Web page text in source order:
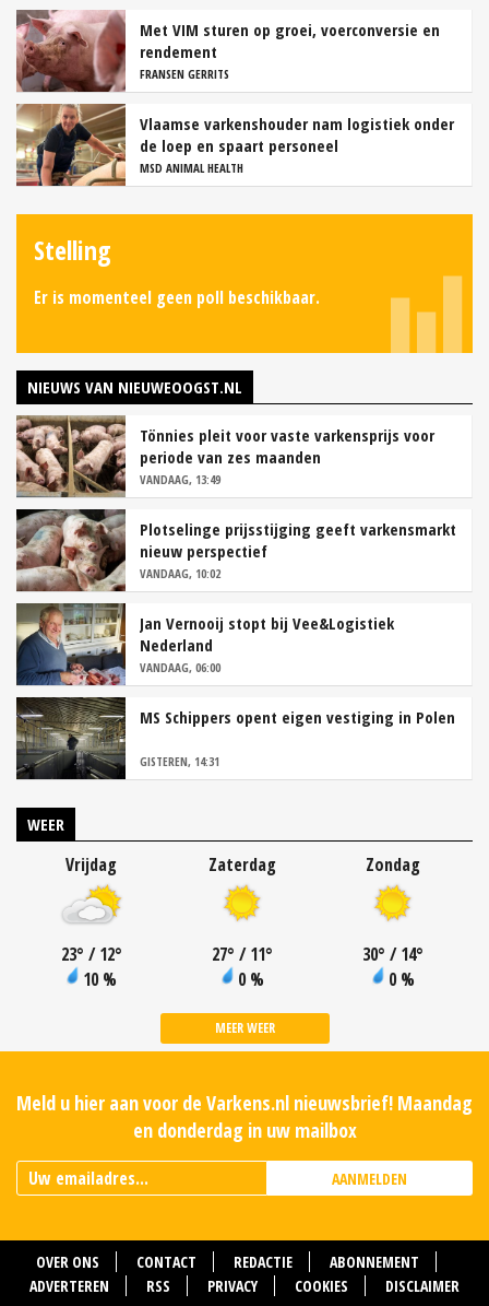
Met VIM sturen op groei, voerconversie en
rendement
FRANSEN GERRITS
Vlaamse varkenshouder nam logistiek onder
de loep en spaart personeel
MSD ANIMAL HEALTH
Stelling
Er is momenteel geen poll beschikbaar.
NIEUWS VAN NIEUWEOOGST.NL
Tönnies pleit voor vaste varkensprijs voor
periode van zes maanden
VANDAAG, 13:49
Plotselinge prijsstijging geeft varkensmarkt
nieuw perspectief
VANDAAG, 10:02
Jan Vernooij stopt bij Vee&Logistiek
Nederland
VANDAAG, 06:00
MS Schippers opent eigen vestiging in Polen
GISTEREN, 14:31
WEER
Vrijdag
23° / 12°
10 %
Zaterdag
27° / 11°
0 %
Zondag
30° / 14°
0 %
MEER WEER
Meld u hier aan voor de Varkens.nl nieuwsbrief! Maandag
en donderdag in uw mailbox
AANMELDEN
OVER ONS CONTACT REDACTIE
ABONNEMENT
ADVERTEREN
RSS PRIVACY COOKIES DISCLAIMER